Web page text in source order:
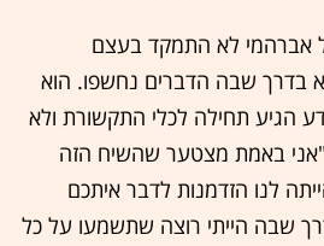
אברהמי לא התמקד בעצם
בדרך שבה הדברים נחשפו. הוא
הגיע תחילה לכלי התקשורת ולא
באמת מצטער שהשיח הזה
לנו הזדמנות לדבר איתכם
שבה הייתי רוצה שתשמעו על כל